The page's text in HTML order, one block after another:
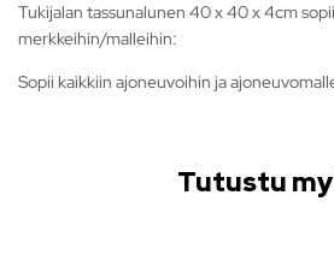
Tukijalan tassunalunen 40 x 40 x 4cm
merkkeihin/malleihin:
Sopii kaikkiin ajoneuvoihin ja
Tutustu